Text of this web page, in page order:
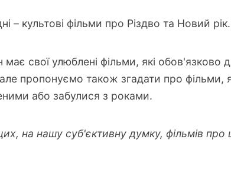
– культові фільми про Різдво та Новий рік.
свої улюблені фільми, які обов'язково
пропонуємо також згадати про фільми,
або забулися з роками.
на нашу суб'єктивну думку, фільмів про